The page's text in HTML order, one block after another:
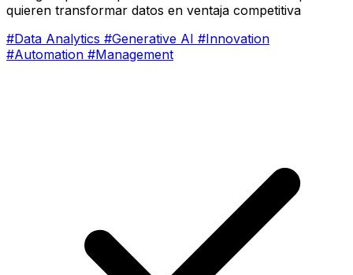
quieren transformar datos en ventaja competitiva
#Data Analytics #Generative AI #Innovation
#Automation #Management